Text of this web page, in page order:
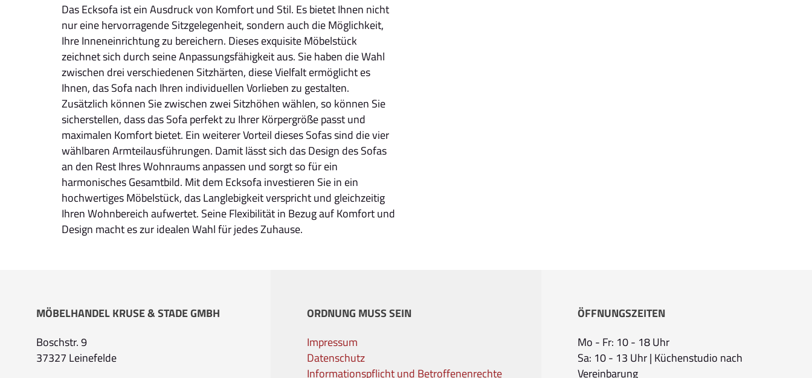
Das Ecksofa ist ein Ausdruck von Komfort und Stil. Es bietet Ihnen nicht
nur eine hervorragende Sitzgelegenheit, sondern auch die Möglichkeit,
Ihre Inneneinrichtung zu bereichern. Dieses exquisite Möbelstück
zeichnet sich durch seine Anpassungsfähigkeit aus. Sie haben die Wahl
zwischen drei verschiedenen Sitzhärten, diese Vielfalt ermöglicht es
Ihnen, das Sofa nach Ihren individuellen Vorlieben zu gestalten.
Zusätzlich können Sie zwischen zwei Sitzhöhen wählen, so können Sie
sicherstellen, dass das Sofa perfekt zu Ihrer Körpergröße passt und
maximalen Komfort bietet. Ein weiterer Vorteil dieses Sofas sind die vier
wählbaren Armteilausführungen. Damit lässt sich das Design des Sofas
an den Rest Ihres Wohnraums anpassen und sorgt so für ein
harmonisches Gesamtbild. Mit dem Ecksofa investieren Sie in ein
hochwertiges Möbelstück, das Langlebigkeit verspricht und gleichzeitig
Ihren Wohnbereich aufwertet. Seine Flexibilität in Bezug auf Komfort und
Design macht es zur idealen Wahl für jedes Zuhause.
MÖBELHANDEL KRUSE & STADE GMBH
Boschstr. 9
37327 Leinefelde
ORDNUNG MUSS SEIN
Impressum
Datenschutz
Informationspflicht und Betroffenenrechte
ÖFFNUNGSZEITEN
Mo - Fr: 10 - 18 Uhr
Sa: 10 - 13 Uhr | Küchenstudio nach
Vereinbarung